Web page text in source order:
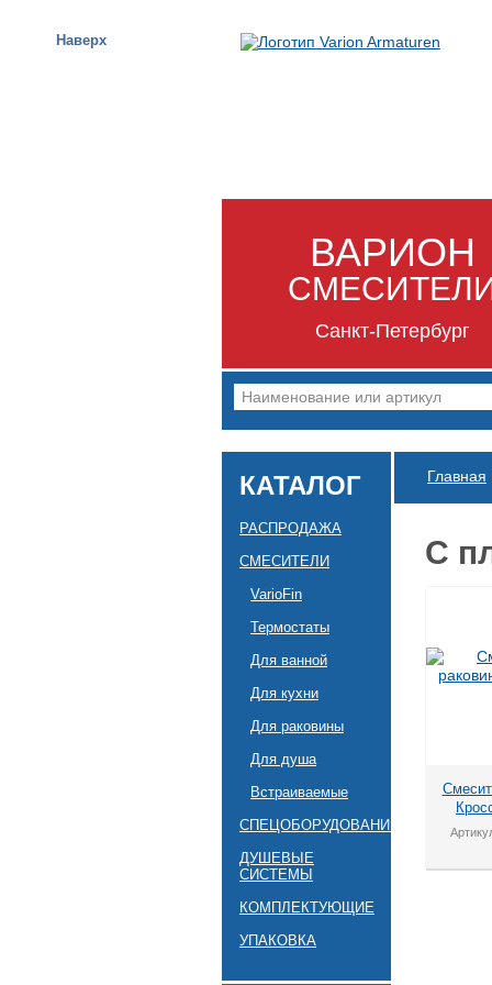
ВАРИОН
Санкт-Петербург
Главная
С
КАТАЛОГ
РАСПРОДАЖА
СМЕСИТЕЛИ
VarioFin
Термостаты
Для ванной
Для кухни
Для раковины
Для душа
Встраиваемые
СПЕЦОБОРУДОВАНИЕ
ДУШЕВЫЕ
СИСТЕМЫ
КОМПЛЕКТУЮЩИЕ
УПАКОВКА
Наверх